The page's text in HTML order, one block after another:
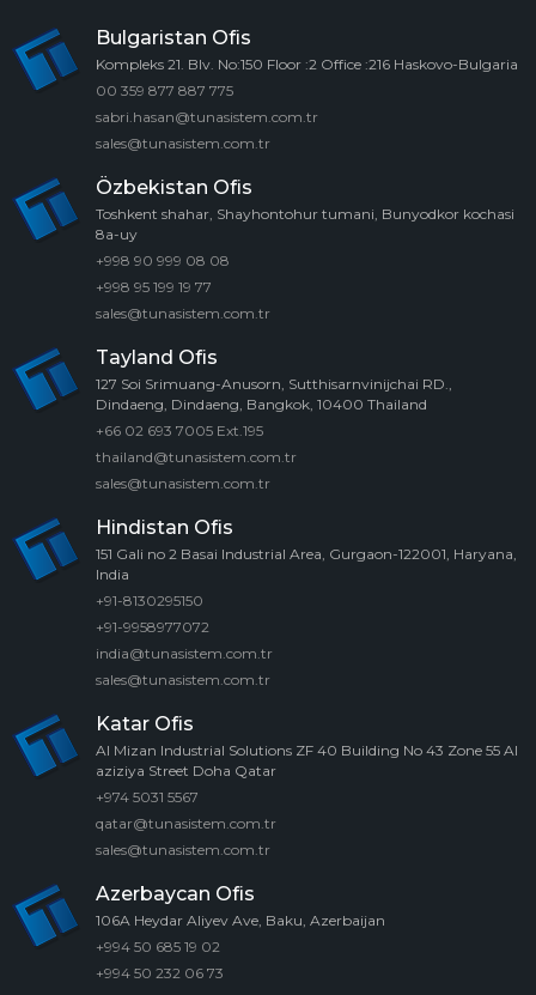
Bulgaristan Ofis
Kompleks 21. Blv. No:150 Floor :2 Office :216 Haskovo-Bulgaria
00 359 877 887 775
sabri.hasan@tunasistem.com.tr
sales@tunasistem.com.tr
Özbekistan Ofis
Toshkent shahar, Shayhontohur tumani, Bunyodkor kochasi
8a-uy
+998 90 999 08 08
+998 95 199 19 77
sales@tunasistem.com.tr
Tayland Ofis
127 Soi Srimuang-Anusorn, Sutthisarnvinijchai RD.,
Dindaeng, Dindaeng, Bangkok, 10400 Thailand
+66 02 693 7005 Ext.195
thailand@tunasistem.com.tr
sales@tunasistem.com.tr
Hindistan Ofis
151 Gali no 2 Basai Industrial Area, Gurgaon-122001, Haryana,
India
+91-8130295150
+91-9958977072
india@tunasistem.com.tr
sales@tunasistem.com.tr
Katar Ofis
Al Mizan Industrial Solutions ZF 40 Building No 43 Zone 55 Al
aziziya Street Doha Qatar
+974 5031 5567
qatar@tunasistem.com.tr
sales@tunasistem.com.tr
Azerbaycan Ofis
106A Heydar Aliyev Ave, Baku, Azerbaijan
+994 50 685 19 02
+994 50 232 06 73